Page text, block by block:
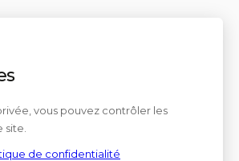
vous pouvez contrôler les
site.
de confidentialité